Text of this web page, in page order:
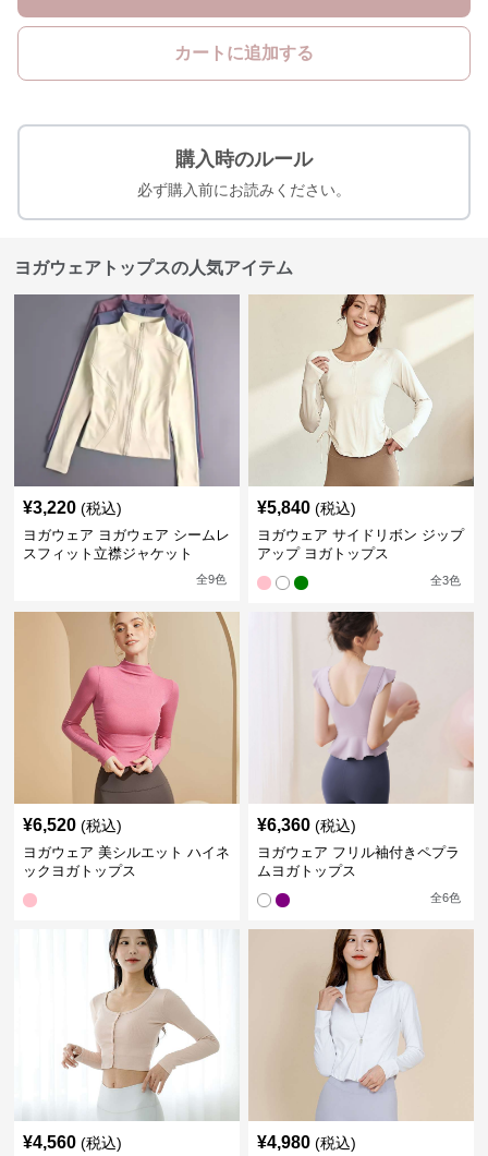
カートに追加する
購入時のルール
必ず購入前にお読みください。
ヨガウェアトップスの人気アイテム
¥3,220 (税込)
ヨガウェア ヨガウェア シームレ
スフィット立襟ジャケット
全9色
¥5,840 (税込)
ヨガウェア サイドリボン ジップ
アップ ヨガトップス
全3色
¥6,520 (税込)
ヨガウェア 美シルエット ハイネ
ックヨガトップス
¥6,360 (税込)
ヨガウェア フリル袖付きペプラ
ムヨガトップス
全6色
¥4,560 (税込) ¥4,980 (税込)